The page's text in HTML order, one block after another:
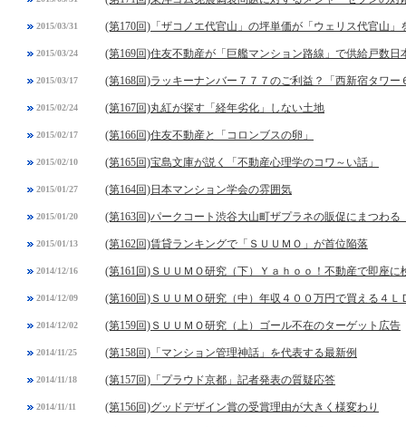
2015/03/31 (第170回)「ザコノエ代官山」の坪単価が「ウェリス代官山」
2015/03/24 (第169回)住友不動産が「巨艦マンション路線」で供給戸数日
2015/03/17 (第168回)ラッキーナンバー７７７のご利益？「西新宿タワー
2015/02/24 (第167回)丸紅が探す「経年劣化」しない土地
2015/02/17 (第166回)住友不動産と「コロンブスの卵」
2015/02/10 (第165回)宝島文庫が説く「不動産心理学のコワ～い話」
2015/01/27 (第164回)日本マンション学会の雰囲気
2015/01/20 (第163回)パークコート渋谷大山町ザプラネの販促にまつわる
2015/01/13 (第162回)賃貸ランキングで「ＳＵＵＭＯ」が首位陥落
2014/12/16 (第161回)ＳＵＵＭＯ研究（下）Ｙａｈｏｏ！不動産で即座に
2014/12/09 (第160回)ＳＵＵＭＯ研究（中）年収４００万円で買える４Ｌ
2014/12/02 (第159回)ＳＵＵＭＯ研究（上）ゴール不在のターゲット広告
2014/11/25 (第158回)「マンション管理神話」を代表する最新例
2014/11/18 (第157回)「プラウド京都」記者発表の質疑応答
2014/11/11 (第156回)グッドデザイン賞の受賞理由が大きく様変わり